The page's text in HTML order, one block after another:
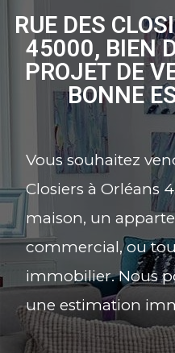
RUE DES
45000, BIEN
PROJET DE
BONNE
Vous souhaitez
Closiers à Orléans
maison, un
commercial, ou
immobilier. Nous
une estimation